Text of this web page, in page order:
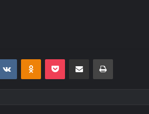
VKontakteOdnoklassniki
Pocket E-Posta ile paylaş Yazdır